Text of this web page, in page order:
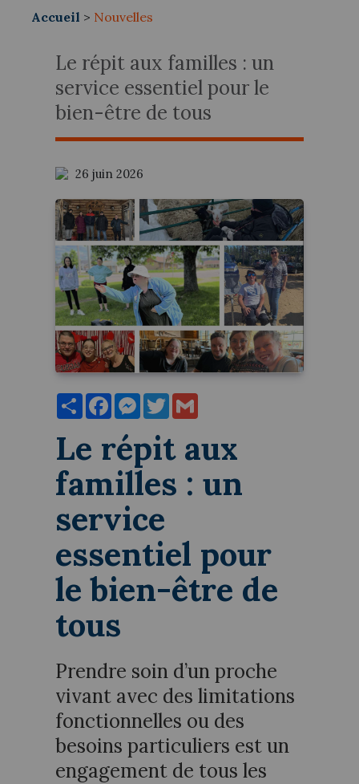
Accueil > Nouvelles
Le répit aux familles : un
service essentiel pour le
bien-être de tous
26 juin 2026
PartagerFacebookMessenger
Twitter
Le répit aux
familles : un
service
essentiel pour
le bien-être de
tous
Prendre soin d’un proche
vivant avec des limitations
fonctionnelles ou des
besoins particuliers est un
engagement de tous les